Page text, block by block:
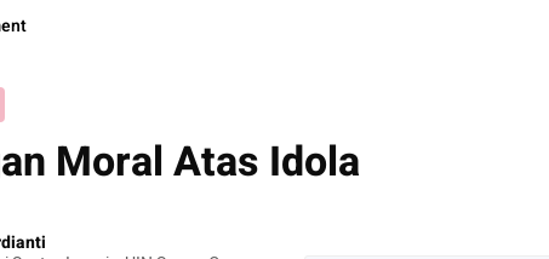
Moral Atas Idola